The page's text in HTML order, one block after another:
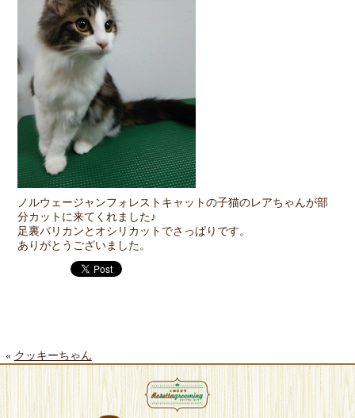
ノルウェージャンフォレストキャットの子猫のレアちゃんが部
分カットに来てくれました♪
足裏バリカンとオシリカットでさっぱりです。
ありがとうございました。
« クッキーちゃん